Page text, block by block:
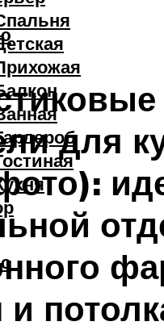
для
и